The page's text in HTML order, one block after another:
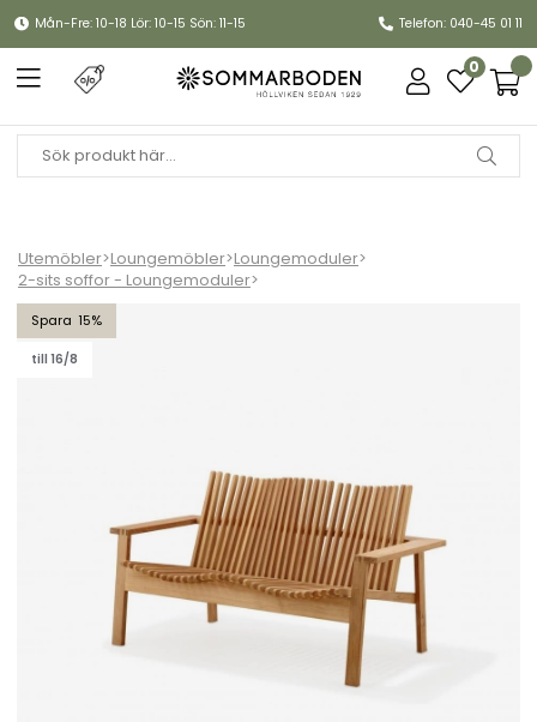
Mån-Fre: 10-18 Lör: 10-15 Sön: 11-15 Telefon: 040-45 01 11
0
Utemöbler>Loungemöbler>Loungemoduler>
2-sits soffor - Loungemoduler>
15
till 16/8
Amaze 2-sits soffa stapelbar - teak